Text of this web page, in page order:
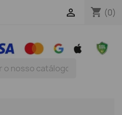
shopping_cart (0)
